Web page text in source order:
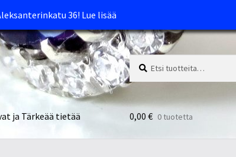
36! Lue lisää
Etsi:
Haku
ja Tärkeää tietää 0,00 € 0 tuotetta